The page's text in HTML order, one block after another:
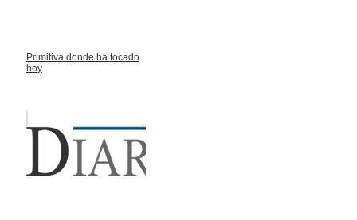
Primitiva donde ha tocado
hoy